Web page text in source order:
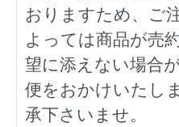
おりますため、ご
よっては商品が売
望に添えない場合
便をおかけいたし
承下さいませ。